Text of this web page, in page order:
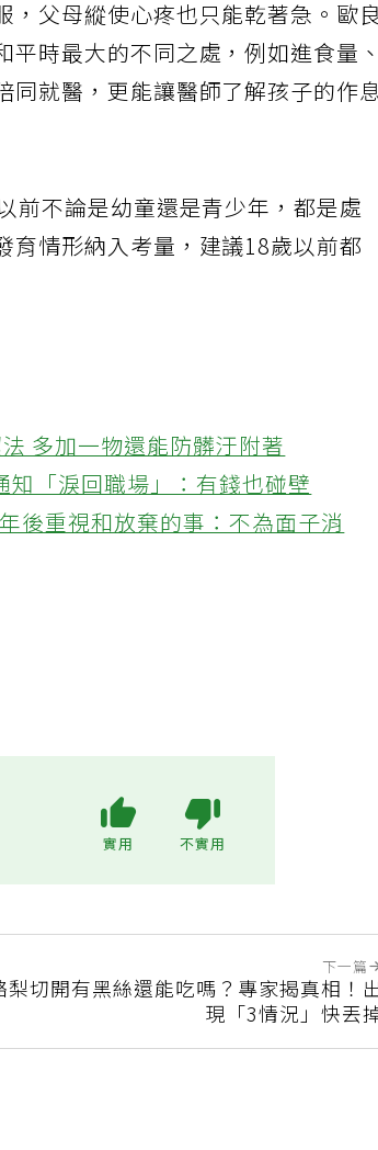
父母縱使心疼也只能乾著急。歐
時最大的不同之處，例如進食量、
就醫，更能讓醫師了解孩子的作
前不論是幼童還是青少年，都是處
育情形納入考量，建議18歲以前都
多加一物還能防髒汙附著
「淚回職場」：有錢也碰壁
後重視和放棄的事：不為面子消
下一篇
梨切開有黑絲還能吃嗎？專家揭真相！
現「3情況」快丟掉